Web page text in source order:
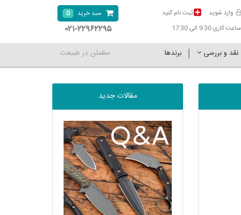
وارد شوید
ثبت نام کنید
ساعت کاری 9:30 الی 17:30
سبد خرید 0
۰۲۱-۲۲۹۶۲۲۹۵
نقد و بررسی برندها مطمئن در طبیعت
مقالات جدید